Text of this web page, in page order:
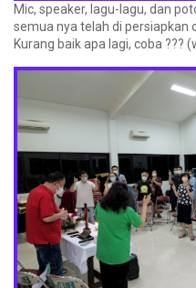
Mic, speaker, lagu-lagu, dan
semua nya telah di persiapkan
Kurang baik apa lagi, coba ???